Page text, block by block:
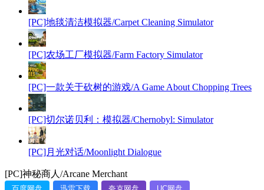
[PC]地毯清洁模拟器/Carpet Cleaning Simulator
[PC]农场工厂模拟器/Farm Factory Simulator
[PC]一款关于砍树的游戏/A Game About Chopping Trees
[PC]切尔诺贝利：模拟器/Chernobyl: Simulator
[PC]月光对话/Moonlight Dialogue
[PC]神秘商人/Arcane Merchant